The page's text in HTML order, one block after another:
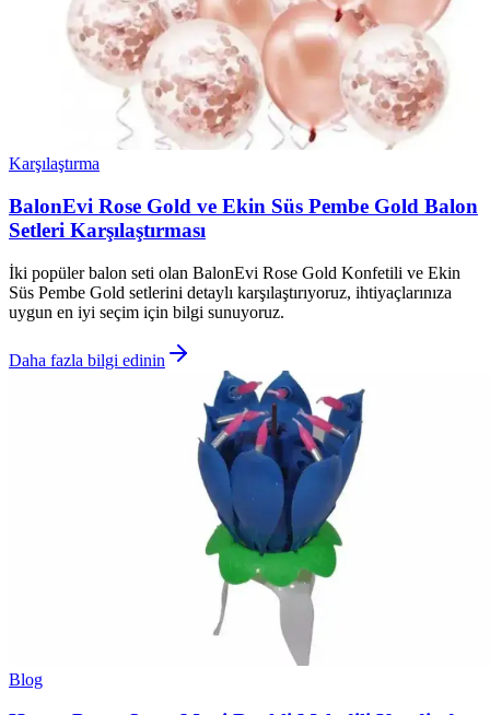
Karşılaştırma
BalonEvi Rose Gold ve Ekin Süs Pembe Gold Balon
Setleri Karşılaştırması
İki popüler balon seti olan BalonEvi Rose Gold Konfetili ve Ekin
Süs Pembe Gold setlerini detaylı karşılaştırıyoruz, ihtiyaçlarınıza
uygun en iyi seçim için bilgi sunuyoruz.
Daha fazla bilgi edinin
Blog